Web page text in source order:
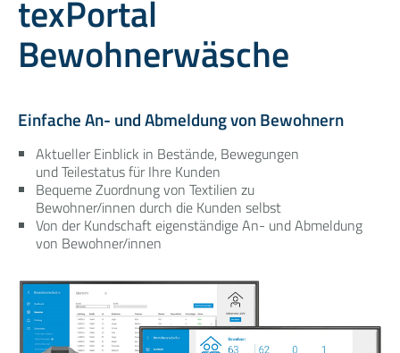
texPortal
Bewohnerwäsche
Einfache An- und Abmeldung von Bewohnern
Aktueller Einblick in Bestände, Bewegungen
und Teilestatus für Ihre Kunden
Bequeme Zuordnung von Textilien zu
Bewohner/innen durch die Kunden selbst
Von der Kundschaft eigenständige An- und Abmeldung
von Bewohner/innen